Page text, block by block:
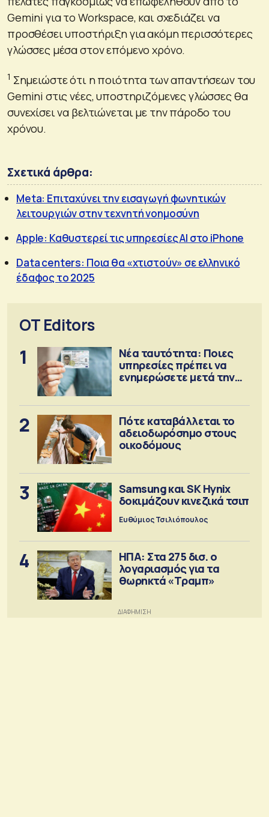
Gemini για το Workspace, και σχεδιάζει να
προσθέσει υποστήριξη για ακόμη περισσότερες
γλώσσες μέσα στον επόμενο χρόνο.
1 Σημειώστε ότι η ποιότητα των απαντήσεων του
Gemini στις νέες, υποστηριζόμενες γλώσσες θα
συνεχίσει να βελτιώνεται με την πάροδο του
χρόνου.
Σχετικά άρθρα:
Meta: Επιταχύνει την εισαγωγή φωνητικών
λειτουργιών στην τεχνητή νοημοσύνη
Apple: Καθυστερεί τις υπηρεσίες AI στο iPhone
Data centers: Ποια θα «χτιστούν» σε ελληνικό
έδαφος το 2025
OT Editors
1
Νέα ταυτότητα: Ποιες
υπηρεσίες πρέπει να
ενημερώσετε μετά την
2
Πότε καταβάλλεται το
αδειοδωρόσημο στους
οικοδόμους
3
Samsung και SK Hynix
δοκιμάζουν κινεζικά τσιπ
Ευθύμιος Τσιλιόπουλος
4
ΗΠΑ: Στα 275 δισ. ο
λογαριασμός για τα
θωρηκτά «Τραμπ»